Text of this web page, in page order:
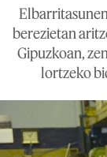
berezietan
Gipuzkoan,
lortzeko